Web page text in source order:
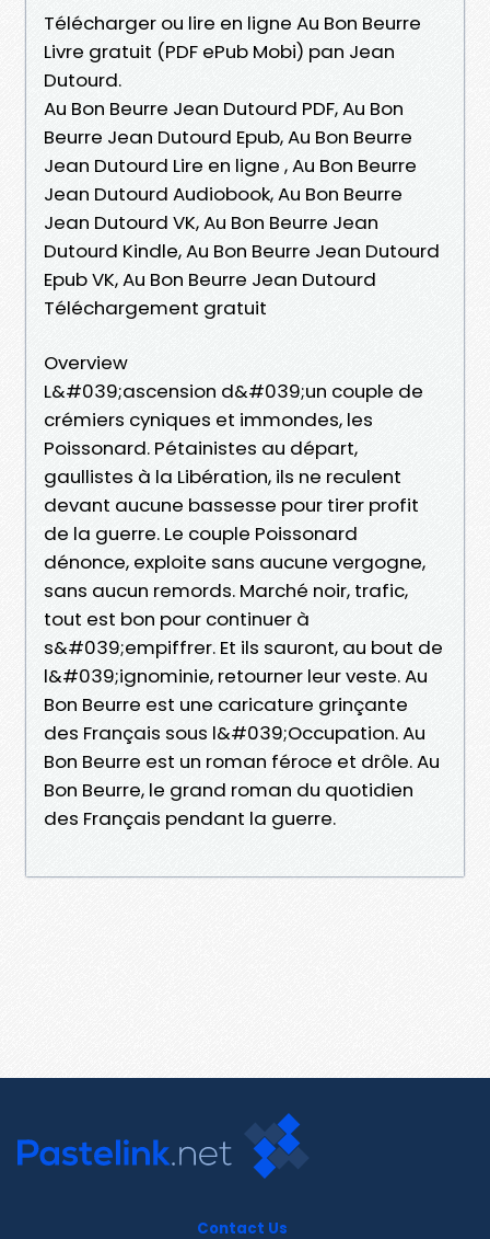
Télécharger ou lire en ligne Au Bon Beurre
Livre gratuit (PDF ePub Mobi) pan Jean
Dutourd.
Au Bon Beurre Jean Dutourd PDF, Au Bon
Beurre Jean Dutourd Epub, Au Bon Beurre
Jean Dutourd Lire en ligne , Au Bon Beurre
Jean Dutourd Audiobook, Au Bon Beurre
Jean Dutourd VK, Au Bon Beurre Jean
Dutourd Kindle, Au Bon Beurre Jean Dutourd
Epub VK, Au Bon Beurre Jean Dutourd
Téléchargement gratuit
Overview
L&#039;ascension d&#039;un couple de
crémiers cyniques et immondes, les
Poissonard. Pétainistes au départ,
gaullistes à la Libération, ils ne reculent
devant aucune bassesse pour tirer profit
de la guerre. Le couple Poissonard
dénonce, exploite sans aucune vergogne,
sans aucun remords. Marché noir, trafic,
tout est bon pour continuer à
s&#039;empiffrer. Et ils sauront, au bout de
l&#039;ignominie, retourner leur veste. Au
Bon Beurre est une caricature grinçante
des Français sous l&#039;Occupation. Au
Bon Beurre est un roman féroce et drôle. Au
Bon Beurre, le grand roman du quotidien
des Français pendant la guerre.
Contact Us